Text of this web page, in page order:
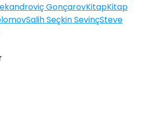
GonçarovKitapKitap
Salih Seçkin SevinçSteve